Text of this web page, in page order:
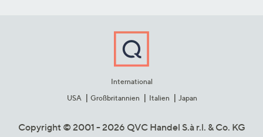
International
USA
Großbritannien Italien Japan
Copyright © 2001 - 2026 QVC Handel S.à r.l. & Co. KG